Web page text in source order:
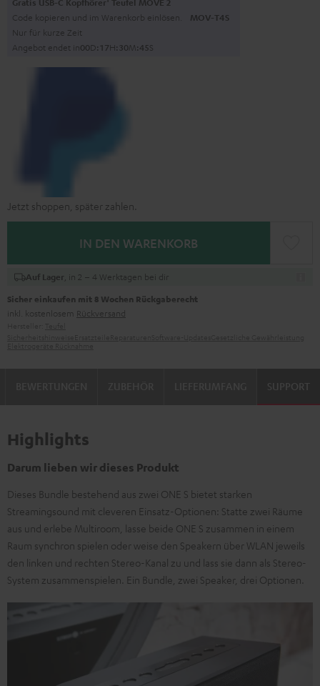
Gratis USB-C Kopfhörer Teufel MOVE 2
Code kopieren und im Warenkorb einlösen. MOV-T4S
Nur für kurze Zeit
Angebot endet in00D:17H: 30M:43S
Jetzt shoppen, später zahlen.
IN DEN WARENKORB
Auf Lager , in 2 – 4 Werktagen bei dir
Sicher einkaufen mit 8 Wochen Rückgaberecht
inkl. kostenlosem Rückversand
SUPPORT
Highlights
Darum lieben wir dieses Produkt
Dieses Bundle bestehend aus zwei ONE S bietet starken
Streamingsound mit cleveren Einsatz-Optionen: Statte zwei Räume
aus und erlebe Multiroom, lasse beide ONE S zusammen in einem
Raum synchron spielen oder weise den Speakern über WLAN jeweils
den linken und rechten Stereo-Kanal zu und lass sie dann als Stereo-
System zusammenspielen. Ein Bundle, zwei Speaker, drei Optionen.